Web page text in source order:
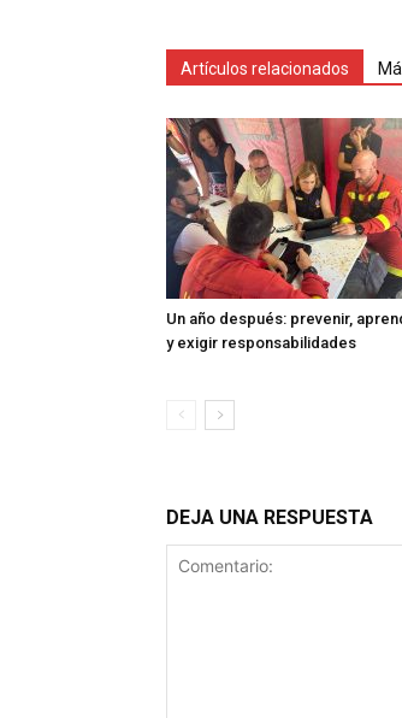
Artículos relacionados
Un año después: prevenir,
y exigir responsabilidades
DEJA UNA RESPUESTA